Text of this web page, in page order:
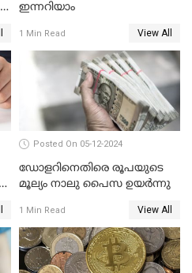
ഇന്നറിയാം
1 Min Read View All
Posted On 05-12-2024
ഡോളറിനെതിരെ രൂപയുടെ
മൂല്യം നാലു പൈസ ഉയര്‍ന്നു
1 Min Read View All